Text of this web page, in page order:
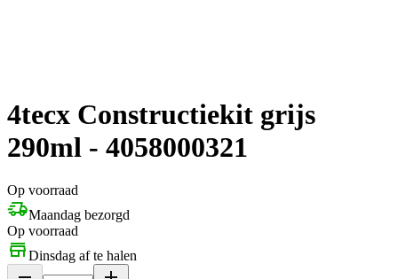
4tecx Constructiekit grijs
290ml - 4058000321
Op voorraad
Maandag bezorgd
Op voorraad
Dinsdag af te halen